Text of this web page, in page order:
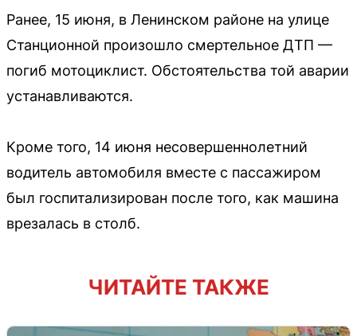
Ранее, 15 июня, в Ленинском районе на улице
Станционной произошло смертельное ДТП —
погиб мотоциклист. Обстоятельства той аварии
устанавливаются.
Кроме того, 14 июня несовершеннолетний
водитель автомобиля вместе с пассажиром
был госпитализирован после того, как машина
врезалась в столб.
ЧИТАЙТЕ ТАКЖЕ